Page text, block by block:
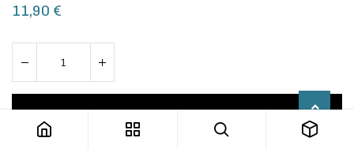
11,90 €
Ajouter au panier